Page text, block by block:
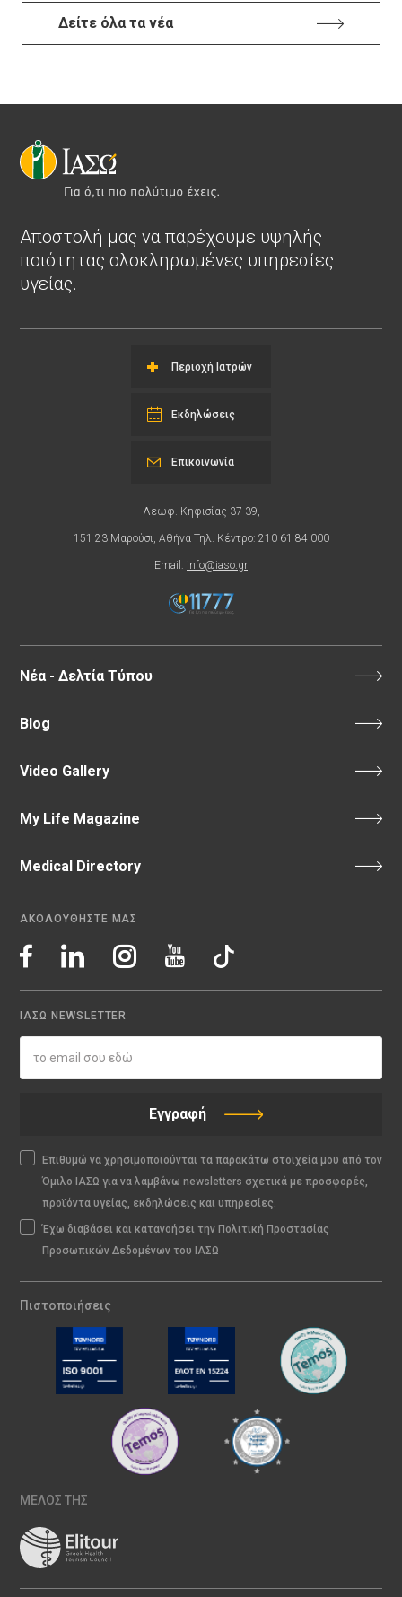
Δείτε όλα τα νέα
Αποστολή μας να παρέχουμε υψηλής
ποιότητας ολοκληρωμένες υπηρεσίες
υγείας.
Περιοχή Ιατρών
Εκδηλώσεις
Λεωφ. Κηφισίας 37-39,
151 23 Μαρούσι, Αθήνα Τηλ. Κέντρο: 210 61 84 000
Email: info@iaso.gr
Επικοινωνία
Νέα - Δελτία Τύπου
Blog
Video Gallery
My Life Magazine
Medical Directory
ΑΚΟΛΟΥΘΗΣΤΕ ΜΑΣ
ΙΑΣΩ NEWSLETTER
Εγγραφή
Επιθυμώ να χρησιμοποιούνται τα παρακάτω στοιχεία μου από τον
Όμιλο ΙΑΣΩ για να λαμβάνω newsletters σχετικά με προσφορές,
προϊόντα υγείας, εκδηλώσεις και υπηρεσίες.
Έχω διαβάσει και κατανοήσει την Πολιτική Προστασίας
Προσωπικών Δεδομένων του ΙΑΣΩ
Πιστοποιήσεις
ΜΕΛΟΣ ΤΗΣ